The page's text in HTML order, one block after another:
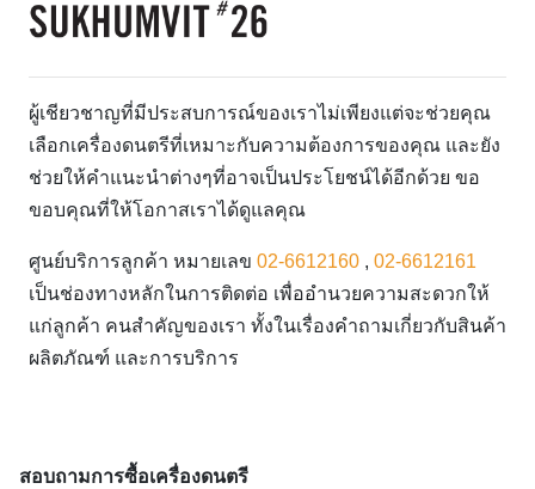
ผู้เชียวชาญที่มีประสบการณ์ของเราไม่เพียงแต่จะช่วยคุณ
เลือกเครื่องดนตรีที่เหมาะกับความต้องการของคุณ และยัง
ช่วยให้คำแนะนำต่างๆที่อาจเป็นประโยชน์ได้อีกด้วย ขอ
ขอบคุณที่ให้โอกาสเราได้ดูแลคุณ
ศูนย์บริการลูกค้า หมายเลข 02-6612160 , 02-6612161
เป็นช่องทางหลักในการติดต่อ เพื่ออำนวยความสะดวกให้
แก่ลูกค้า คนสำคัญของเรา ทั้งในเรื่องคำถามเกี่ยวกับสินค้า
ผลิตภัณฑ์ และการบริการ
สอบถามการซื้อเครื่องดนตรี